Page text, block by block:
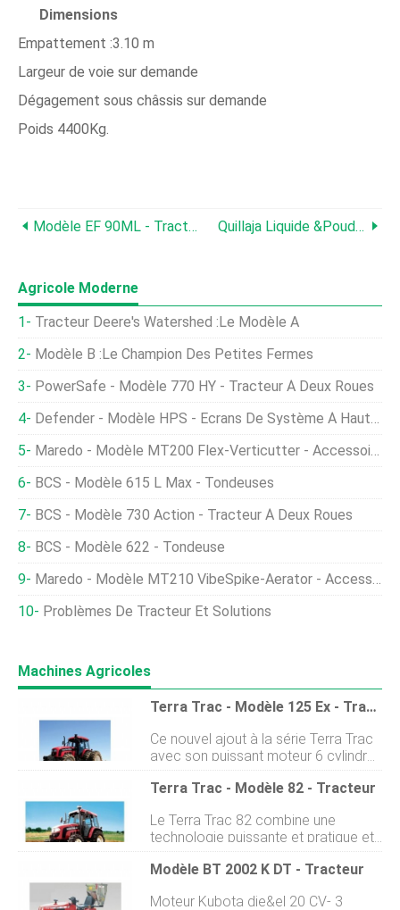
Dimensions
Empattement :3.10 m
Largeur de voie sur demande
Dégagement sous châssis sur demande
Poids 4400Kg.
Modèle EF 90ML - Tracteur À Enjambement Élevé Quillaja Liquide &Poudre
Agricole Moderne
Tracteur Deere's Watershed :le Modèle A
Modèle B :Le Champion Des Petites Fermes
PowerSafe - Modèle 770 HY - Tracteur À Deux Roues
Defender - Modèle HPS - Écrans De Système À Haute Pression
Maredo - Modèle MT200 Flex-Verticutter - Accessoires De Tracteur
BCS - Modèle 615 L Max - Tondeuses
BCS - Modèle 730 Action - Tracteur À Deux Roues
BCS - Modèle 622 - Tondeuse
Maredo - Modèle MT210 VibeSpike-Aerator - Accessoires De Tracteur
Problèmes De Tracteur Et Solutions
Machines Agricoles
Terra Trac - Modèle 125 Ex - Tracteur
Ce nouvel ajout à la série Terra Trac
avec son puissant moteur 6 cylindres
ouvre une nouvelle dimension de
tracteurs à bas prix. Le tracteur Terra
extrêmement robuste qui le rend
idéal pour une utilisation quotidienne
dans des conditions dutilisation
difficiles. Les composants clés de ce
modèle sont fabriqués par les
Terra Trac - Modèle 82 - Tracteur
Le Terra Trac 82 combine une
technologie puissante et pratique et
un rapport qualité/prix imbattable.
Les tracteurs de la série Terra Tec
faible entretien disponibles à un prix
Modèle BT 2002 K DT - Tracteur
Moteur Kubota die&el 20 CV- 3